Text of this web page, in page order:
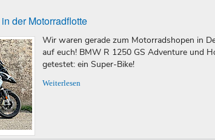
der Motorradflotte
Wir waren gerade zum Motorradshopen in
auf euch! BMW R 1250 GS Adventure und
getestet: ein Super-Bike!
Weiterlesen